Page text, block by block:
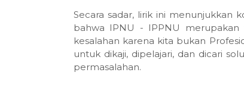
Secara sadar, lirik ini menunjukkan
bahwa IPNU - IPPNU
kesalahan karena kita bukan
untuk dikaji, dipelajari, dan dicari
permasalahan.